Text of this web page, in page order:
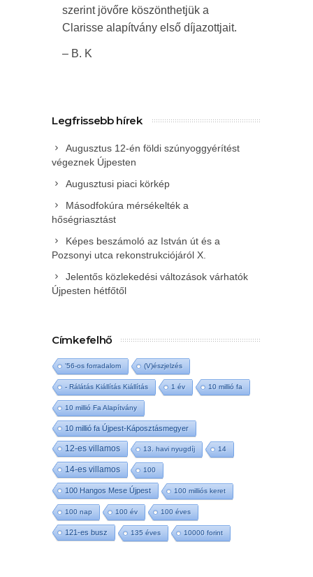
szerint jövőre köszönthetjük a
Clarisse alapítvány első díjazottjait.
– B. K
Legfrissebb hírek
Augusztus 12-én földi szúnyoggyérítést
végeznek Újpesten
Augusztusi piaci körkép
Másodfokúra mérsékelték a
hőségriasztást
Képes beszámoló az István út és a
Pozsonyi utca rekonstrukciójáról X.
Jelentős közlekedési változások várhatók
Újpesten hétfőtől
Címkefelhő
'56-os forradalom (V)észjelzés
- Rálátás Kiállítás Kiállítás 1 év 10 millió fa
10 millió Fa Alapítvány
10 millió fa Újpest-Káposztásmegyer
12-es villamos 13. havi nyugdíj 14
14-es villamos 100
100 Hangos Mese Újpest 100 milliós keret
100 nap 100 év 100 éves
121-es busz 135 éves 10000 forint